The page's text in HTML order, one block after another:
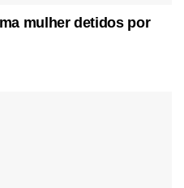
mulher detidos por